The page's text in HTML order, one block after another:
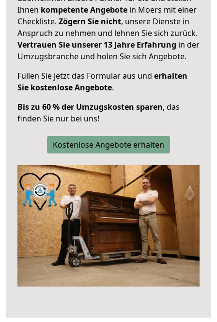
Ihnen kompetente Angebote in Moers mit einer
Checkliste. Zögern Sie nicht, unsere Dienste in
Anspruch zu nehmen und lehnen Sie sich zurück.
Vertrauen Sie unserer 13 Jahre Erfahrung in der
Umzugsbranche und holen Sie sich Angebote.
Füllen Sie jetzt das Formular aus und erhalten
Sie kostenlose Angebote.
Bis zu 60 % der Umzugskosten sparen, das
finden Sie nur bei uns!
Kostenlose Angebote erhalten